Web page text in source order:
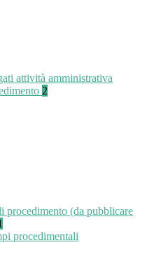
attività amministrativa
2
procedimento (da pubblicare
procedimentali